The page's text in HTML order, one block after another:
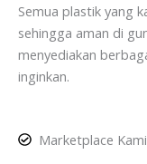
Semua plastik yang
sehingga aman di
menyediakan
inginkan.
Marketplace Kami